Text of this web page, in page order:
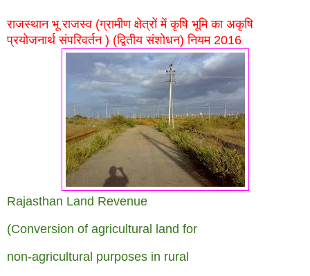
राजस्थान भू राजस्व (ग्रामीण क्षेत्रों में कृषि भूमि का अकृषि
प्रयोजनार्थ संपरिवर्तन ) (द्वितीय संशोधन) नियम 2016
Rajasthan Land Revenue
(Conversion of agricultural land for
non-agricultural purposes in rural